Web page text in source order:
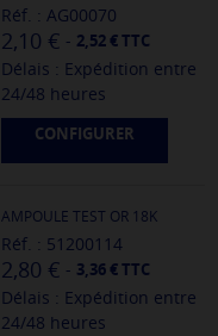
Réf. : AG00070
2,10 € - 2,52 € TTC
Délais : Expédition entre
24/48 heures
CONFIGURER
AMPOULE TEST OR 18K
Réf. : 51200114
2,80 € - 3,36 € TTC
Délais : Expédition entre
24/48 heures